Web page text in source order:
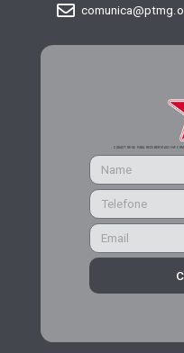
CADASTRE-SE PARA RECEBER MAIS